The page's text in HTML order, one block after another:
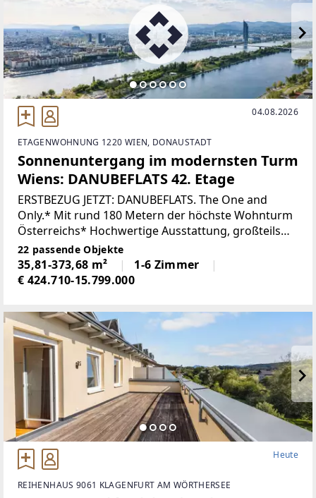
04.08.2026
ETAGENWOHNUNG 1220 WIEN, DONAUSTADT
Sonnenuntergang im modernsten Turm
Wiens: DANUBEFLATS 42. Etage
ERSTBEZUG JETZT: DANUBEFLATS. The One and
Only.* Mit rund 180 Metern der höchste Wohnturm
Österreichs* Hochwertige Ausstattung, großteils
Raumhöhen von rund 2,8 m, großflächige
Verglasungen, Smart Living Technology*
Großzügiger
22 passende Objekte
35,81-373,68 m²
1-6 Zimmer
€ 424.710-15.799.000
Heute
REIHENHAUS 9061 KLAGENFURT AM WÖRTHERSEE